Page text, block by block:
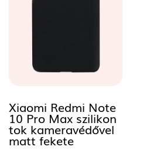
Xiaomi Redmi Note
10 Pro Max szilikon
tok kameravédővel
matt fekete